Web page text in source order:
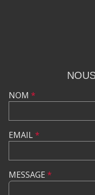
NOM *
EMAIL*
MESSAGE *